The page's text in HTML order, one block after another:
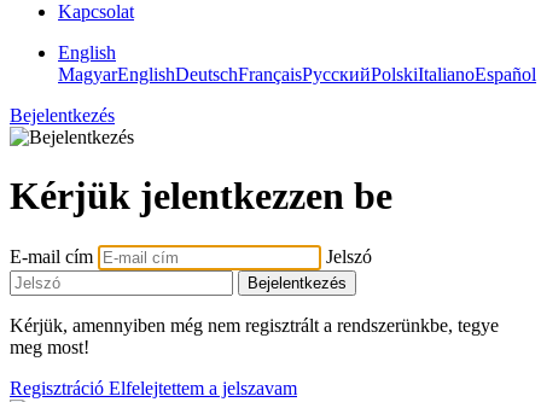
Kapcsolat
English
MagyarEnglishDeutschFrançaisPусскийPolskiItalianoEspañol
Bejelentkezés
Kérjük jelentkezzen be
E-mail cím Jelszó
Kérjük, amennyiben még nem regisztrált a rendszerünkbe, tegye
meg most!
Regisztráció Elfelejtettem a jelszavam